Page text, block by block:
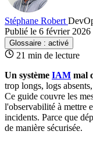
Stéphane Robert
Publié le 6 février 2026
Glossaire : activé
21 min de lecture
Un système IAM mal
trop longs, logs absents,
Ce guide couvre les
l'observabilité à mettre
incidents. Parce que
de manière sécurisée.